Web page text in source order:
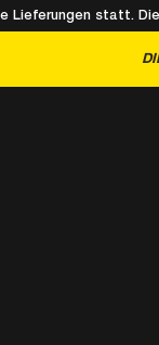
Lieferungen statt.